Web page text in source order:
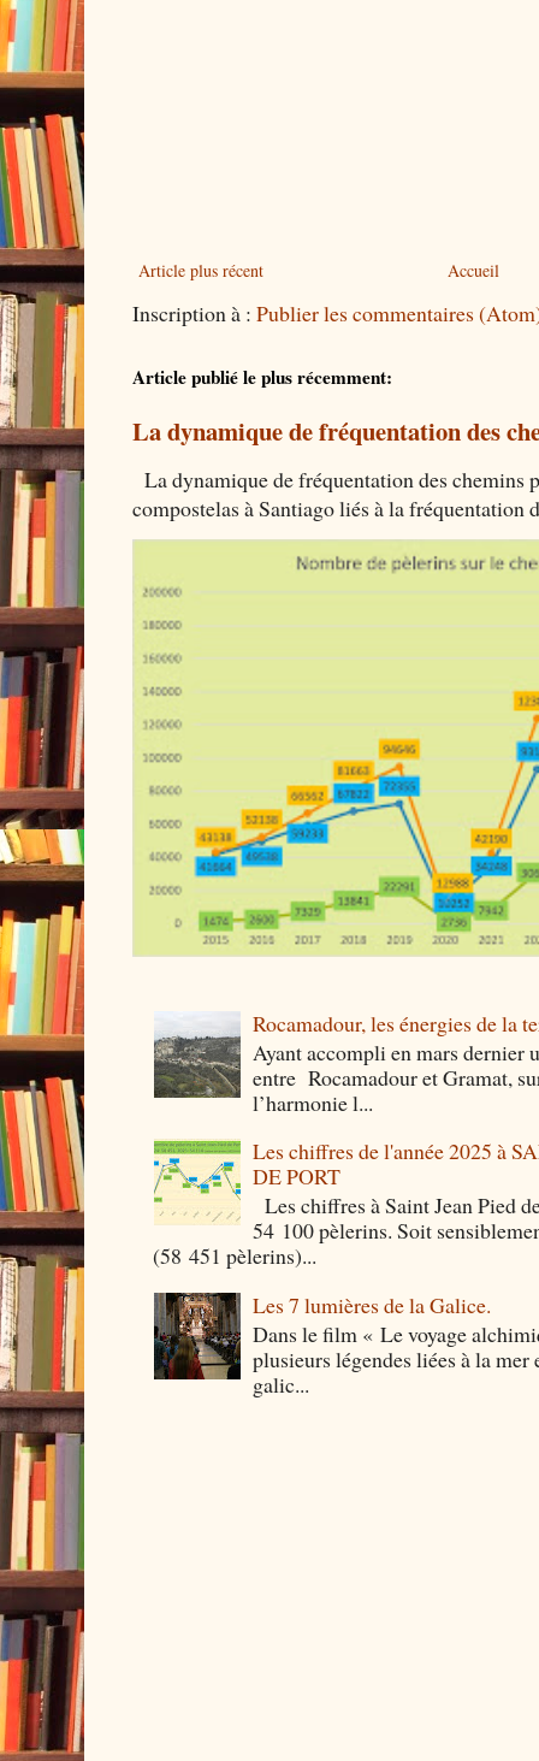
Article plus récent Accueil
Inscription à : Publier les commentaires
Article publié le plus récemment:
La dynamique de fréquentation des
La dynamique de fréquentation des chemins
compostelas à Santiago liés à la fréquentation
Rocamadour, les énergies de la
Ayant accompli en mars dernier
entre Rocamadour et Gramat,
l’harmonie l...
Les chiffres de l'année 2025 à
DE PORT
Les chiffres à Saint Jean Pied
54 100 pèlerins. Soit
(58 451 pèlerins)...
Les 7 lumières de la Galice.
Dans le film « Le voyage
plusieurs légendes liées à la mer
galic...